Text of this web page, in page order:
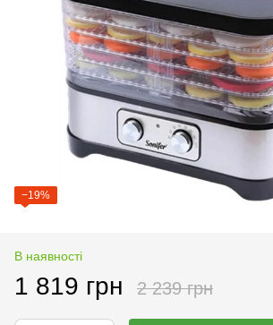
−19%
В наявності
1 819 грн 2 239 грн